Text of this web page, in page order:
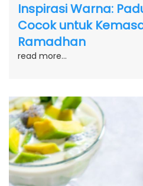
Inspirasi Warna:
Cocok untuk
Ramadhan
read more...